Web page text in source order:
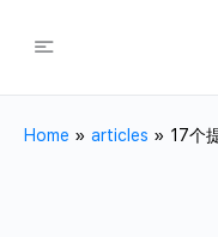
Home » articles » 17个